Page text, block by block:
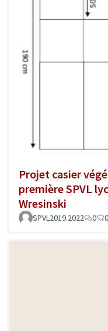
Projet casier
première SPVL
Wresinski
SPVL2019.2022 0 0